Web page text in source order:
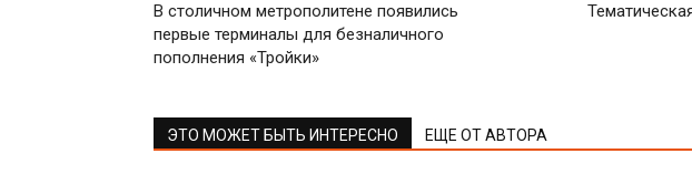
В столичном метрополитене появились
первые терминалы для безналичного
пополнения «Тройки»
ЭТО МОЖЕТ БЫТЬ ИНТЕРЕСНО ЕЩЕ ОТ АВТОРА